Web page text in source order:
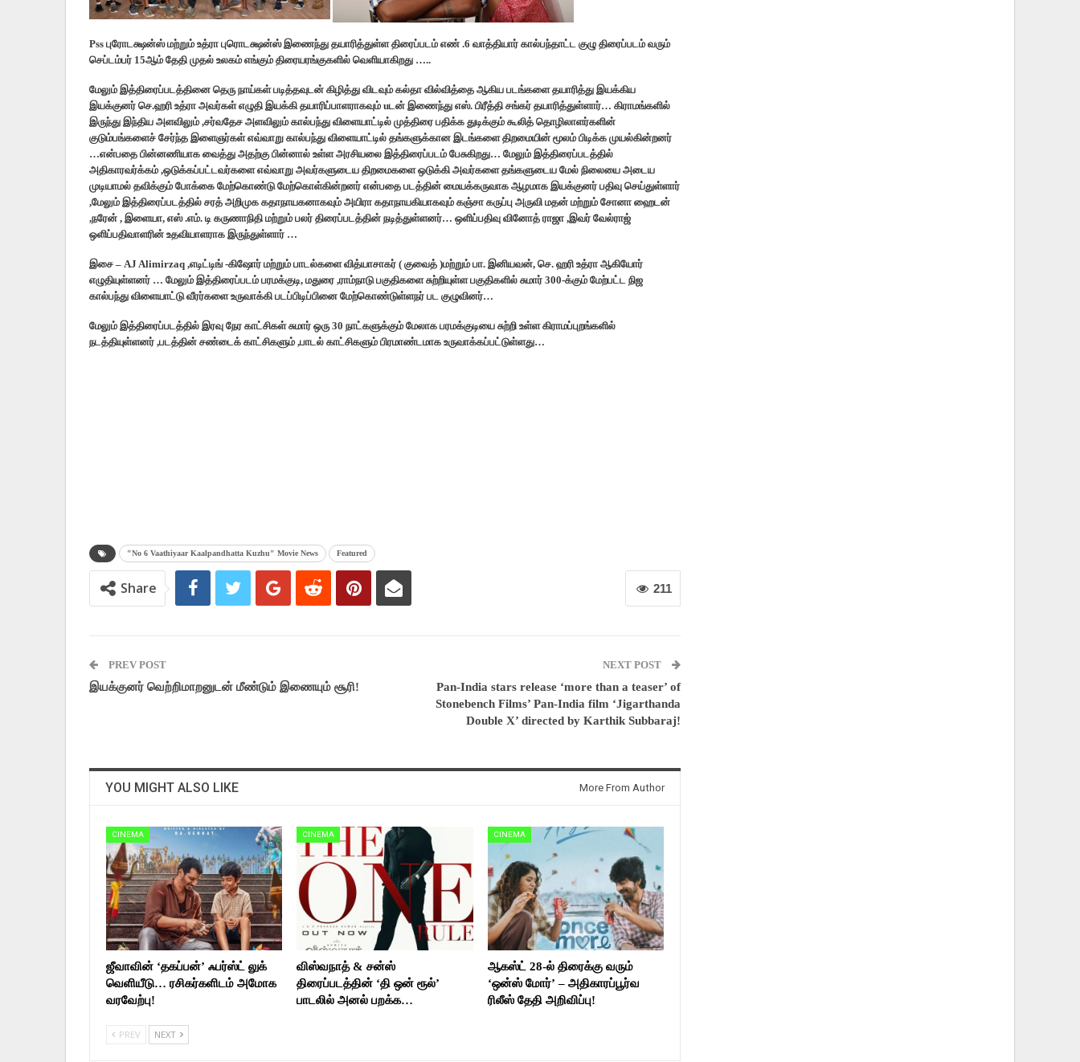
Pss புரோடக்ஷன்ஸ் மற்றும் உத்ரா புரொடக்ஷன்ஸ் இணைந்து தயாரித்துள்ள திரைப்படம் எண் .6 வாத்தியார் கால்பந்தாட்ட குழு திரைப்படம் வரும்
செப்டம்பர் 15ஆம் தேதி முதல் உலகம் எங்கும் திரையரங்குகளில் வெளியாகிறது …..
மேலும் இத்திரைப்படத்தினை தெரு நாய்கள் படித்தவுடன் கிழித்து விடவும் கல்தா வில்வித்தை ஆகிய படங்களை தயாரித்து இயக்கிய
இயக்குனர் செ.ஹரி உத்ரா அவர்கள் எழுதி இயக்கி தயாரிப்பாளராகவும் uடன் இணைந்து எஸ். பிரீத்தி சங்கர் தயாரித்துள்ளார்… கிராமங்களில்
இருந்து இந்திய அளவிலும் ,சர்வதேச அளவிலும் கால்பந்து விளையாட்டில் முத்திரை பதிக்க துடிக்கும் கூலித் தொழிலாளர்களின்
குடும்பங்களைச் சேர்ந்த இளைஞர்கள் எவ்வாறு கால்பந்து விளையாட்டில் தங்களுக்கான இடங்களை திறமையின் மூலம் பிடிக்க முயல்கின்றனர்
…என்பதை பின்னணியாக வைத்து அதற்கு பின்னால் உள்ள அரசியலை இத்திரைப்படம் பேசுகிறது… மேலும் இத்திரைப்படத்தில்
அதிகாரவர்க்கம் ,ஒடுக்கப்பட்டவர்களை எவ்வாறு அவர்களுடைய திறமைகளை ஒடுக்கி அவர்களை தங்களுடைய மேல் நிலையை அடைய
முடியாமல் தவிக்கும் போக்கை மேற்கொண்டு மேற்கொள்கின்றனர் என்பதை படத்தின் மையக்கருவாக ஆழமாக இயக்குனர் பதிவு செய்துள்ளார்
,மேலும் இத்திரைப்படத்தில் சரத் அறிமுக கதாநாயகனாகவும் அயிரா கதாநாயகியாகவும் கஞ்சா கருப்பு அருவி மதன் மற்றும் சோனா ஹைடன்
,நரேன் , இளையா, எஸ் .எம். டி கருணாநிதி மற்றும் பலர் திரைப்படத்தின் நடித்துள்ளனர்… ஒளிப்பதிவு வினோத் ராஜா ,இவர் வேல்ராஜ்
ஒளிப்பதிவாளரின் உதவியாளராக இருந்துள்ளார் …
இசை – AJ Alimirzaq ,எடிட்டிங் -கிஷோர் மற்றும் பாடல்களை வித்யாசாகர் ( குவைத் )மற்றும் பா. இனியவன், செ. ஹரி உத்ரா ஆகியோர்
எழுதியுள்ளனர் … மேலும் இத்திரைப்படம் பரமக்குடி, மதுரை ,ராம்நாடு பகுதிகளை சுற்றியுள்ள பகுதிகளில் சுமார் 300-க்கும் மேற்பட்ட நிஜ
கால்பந்து விளையாட்டு வீரர்களை உருவாக்கி படப்பிடிப்பினை மேற்கொண்டுள்ளநர் பட குழுவினர்…
மேலும் இத்திரைப்படத்தில் இரவு நேர காட்சிகள் சுமார் ஒரு 30 நாட்களுக்கும் மேலாக பரமக்குடியை சுற்றி உள்ள கிராமப்புறங்களில்
நடத்தியுள்ளனர் ,படத்தின் சண்டைக் காட்சிகளும் ,பாடல் காட்சிகளும் பிரமாண்டமாக உருவாக்கப்பட்டுள்ளது…
"No 6 Vaathiyaar Kaalpandhatta Kuzhu" Movie News Featured
211
Share
PREV POST
இயக்குனர் வெற்றிமாறனுடன் மீண்டும் இணையும் சூரி!
NEXT POST
Pan-India stars release ‘more than a teaser’ of
Stonebench Films’ Pan-India film ‘Jigarthanda
Double X’ directed by Karthik Subbaraj!
YOU MIGHT ALSO LIKE More From Author
CINEMA
ஜீவாவின் ‘தகப்பன்’ ஃபர்ஸ்ட் லுக்
வெளியீடு… ரசிகர்களிடம் அமோக
வரவேற்பு!
CINEMA
விஸ்வநாத் & சன்ஸ்
திரைப்படத்தின் ‘தி ஒன் ரூல்’
பாடலில் அனல் பறக்க…
CINEMA
ஆகஸ்ட் 28-ல் திரைக்கு வரும்
‘ஒன்ஸ் மோர்’ – அதிகாரப்பூர்வ
ரிலீஸ் தேதி அறிவிப்பு!
PREV NEXT